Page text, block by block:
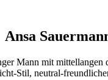
Ansa